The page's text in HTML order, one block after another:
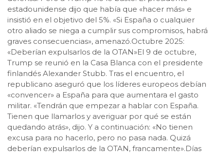
estadounidense dijo que había que «hacer más» e
insistió en el objetivo del 5%. «Si España o cualquier
otro aliado se niega a cumplir sus compromisos, habrá
graves consecuencias», amenazó.Octubre 2025:
«Deberían expulsarlos de la OTAN»El 9 de octubre,
Trump se reunió en la Casa Blanca con el presidente
finlandés Alexander Stubb. Tras el encuentro, el
republicano aseguró que los líderes europeos debían
«convencer» a España para que aumentara el gasto
militar. «Tendrán que empezar a hablar con España.
Tienen que llamarlos y averiguar por qué se están
quedando atrás», dijo. Y a continuación: «No tienen
excusa para no hacerlo, pero no pasa nada. Quizá
deberían expulsarlos de la OTAN, francamente».Días